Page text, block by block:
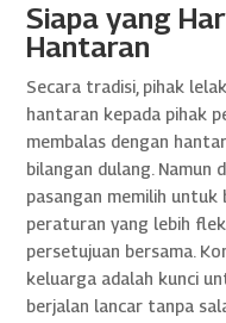
Siapa yang
Hantaran
Secara tradisi, pihak
hantaran kepada pihak
membalas dengan
bilangan dulang. Namun
pasangan memilih untuk
peraturan yang lebih
persetujuan bersama.
keluarga adalah kunci
berjalan lancar tanpa